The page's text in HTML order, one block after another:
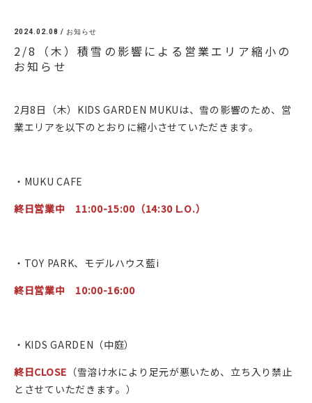
2024.02.08 / お知らせ
2/8（木）積雪の影響による営業エリア縮小の
お知らせ
2月8日（木）KIDS GARDEN MUKUは、雪の影響のため、営
業エリアを以下のとおりに縮小させていただきます。
・MUKU CAFE
終日営業中 11:00-15:00（14:30 L.O.）
・TOY PARK、モデルハウス藍i
終日営業中 10:00-16:00
・KIDS GARDEN（中庭）
終日CLOSE （雪溶け水により足元が悪いため、立ち入り禁止
とさせていただきます。）